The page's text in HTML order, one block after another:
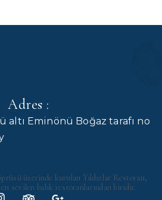
Adres :
altı Eminönü Boğaz tarafı no
üzerinde kurulan Yıldızlar Restoran,
sevilen balık restoranlarından biridir.